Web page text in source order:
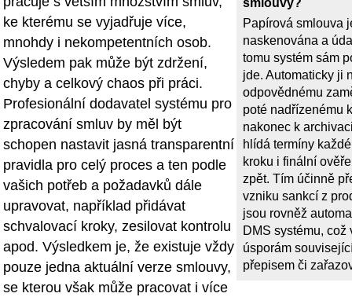
smlouvy?
Papírová smlouva
naskenována a
tomu systém sám
jde. Automaticky ji
odpovědnému
poté nadřízenému
nakonec k
hlídá termíny
kroku i finální
zpět. Tím účinně
vzniku sankcí z
jsou rovněž
DMS systému, což
úsporám
přepisem či
ke kterému se vyjadřuje více,
mnohdy i nekompetentních osob.
Výsledem pak může být zdržení,
chyby a celkový chaos při práci.
Profesionální dodavatel systému pro
zpracování smluv by měl být
schopen nastavit jasná transparentní
pravidla pro celý proces a ten podle
vašich potřeb a požadavků dále
upravovat, například přidávat
schvalovací kroky, zesilovat kontrolu
apod. Výsledkem je, že existuje vždy
pouze jedna aktuální verze smlouvy,
se kterou však může pracovat i více